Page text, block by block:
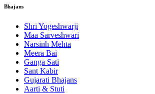
Bhajans
Shri Yogeshwarji
Maa Sarveshwari
Narsinh Mehta
Meera Bai
Ganga Sati
Sant Kabir
Gujarati Bhajans
Aarti & Stuti